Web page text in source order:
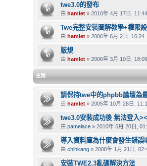
twe3.0的發布
由 hamlet » 2010年 4月 17日, 11:44
Twe完整安裝圖解教學+權限
由 hamlet » 2006年 6月 2日, 16:24
版規
由 hamlet » 2006年 3月 10日, 18:09
主題
請保持twe中的phpbb論壇為
由 hamlet » 2005年 10月 28日,
twe3.0安裝成功後 無法登入
由 pamelace » 2010年 5月 20日,
導入資料庫為什麼會發生錯
由 chihkang » 2008年 1月 21日,
安裝TWE2.3亂碼解決方法